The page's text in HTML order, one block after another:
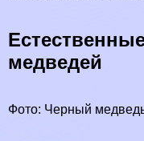
медведей
Фото: Черный